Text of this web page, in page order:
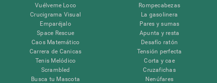
Vuélveme Loco
Crucigrama Visual
Emparéjalo
Space Rescue
Caos Matemático
Carrera de Canicas
Tenis Melódico
Scrambled
Busca tu Mascota
Rompecabezas
La gasolinera
Pares y sumas
Apunta y resta
Desafío ratón
Tensión perfecta
Corta y cae
Cruzafichas
Nenúfares